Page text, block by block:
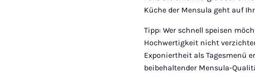
Küche der Mensula geht auf
Tipp: Wer schnell speisen
Hochwertigkeit nicht
Exponiertheit als Tagesmenü
beibehaltender Mensula-